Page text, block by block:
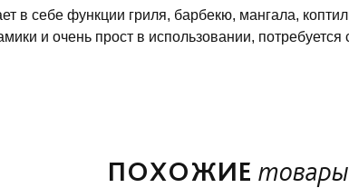
в себе функции гриля, барбекю, мангала,
и очень прост в использовании,
ПОХОЖИЕ товары